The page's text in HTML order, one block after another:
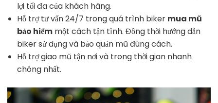
lợi tối đa của khách hàng.
Hỗ trợ tư vấn 24/7 trong quá trình biker mua mũ
bảo hiểm một cách tận tình. Đồng thời hướng dẫn
biker sử dụng và bảo quản mũ đúng cách.
Hỗ trợ giao mũ tận nơi và trong thời gian nhanh
chóng nhất.